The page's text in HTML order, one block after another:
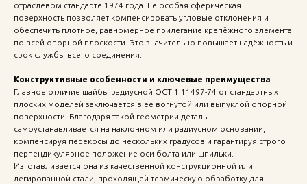
отраслевом стандарте 1974 года. Её особая сферическая
поверхность позволяет компенсировать угловые отклонения и
обеспечить плотное, равномерное прилегание крепёжного элемента
по всей опорной плоскости. Это значительно повышает надёжность и
срок службы всего соединения.
Конструктивные особенности и ключевые преимущества
Главное отличие шайбы радиусной ОСТ 1 11497-74 от стандартных
плоских моделей заключается в её вогнутой или выпуклой опорной
поверхности. Благодаря такой геометрии деталь
самоустанавливается на наклонном или радиусном основании,
компенсируя перекосы до нескольких градусов и гарантируя строго
перпендикулярное положение оси болта или шпильки.
Изготавливается она из качественной конструкционной или
легированной стали, проходящей термическую обработку для